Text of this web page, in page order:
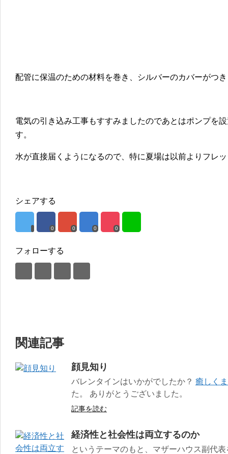
配管に保温のための材料を巻き、シルバーのカバーがつ
電気の引き込み工事もすすみましたのであとはポンプを
す。
水が直接届くようになるので、特に夏場は以前よりフレ
シェアする
0 0 0 0
フォローする
関連記事
顔見知り
バレンタインはいかがでしたか？ 癒しく
た。 ありがとうございました。
記事を読む
経済性と社会性は両立するのか
というテーマのもと、マザーハウス副代